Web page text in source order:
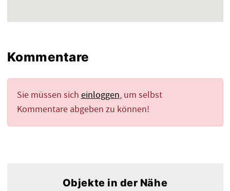
Kommentare
Sie müssen sich einloggen, um selbst
Kommentare abgeben zu können!
Objekte in der Nähe